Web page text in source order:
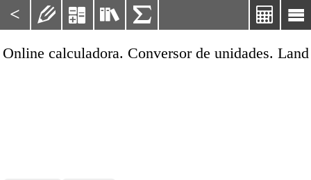
< 

   
Online calculadora. Conversor de unidades. Land